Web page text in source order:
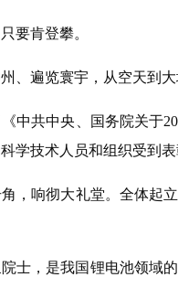
要肯登攀。
、遍览寰宇，从空天到
中共中央、国务院关于
学技术人员和组织受到
，响彻大礼堂。全体起
士，是我国锂电池领域